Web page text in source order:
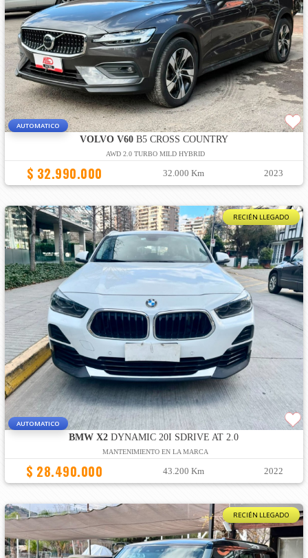
AUTOMATICO
VOLVO V60B5 CROSS COUNTRY
AWD 2.0 TURBO MILD HYBRID
$ 32.990.000 32.000 Km 2023
RECIÉN LLEGADO
AUTOMATICO
BMW X2 DYNAMIC 20I SDRIVE AT 2.0
MANTENIMIENTO EN LA MARCA
$ 28.490.000 43.200 Km 2022
RECIÉN LLEGADO